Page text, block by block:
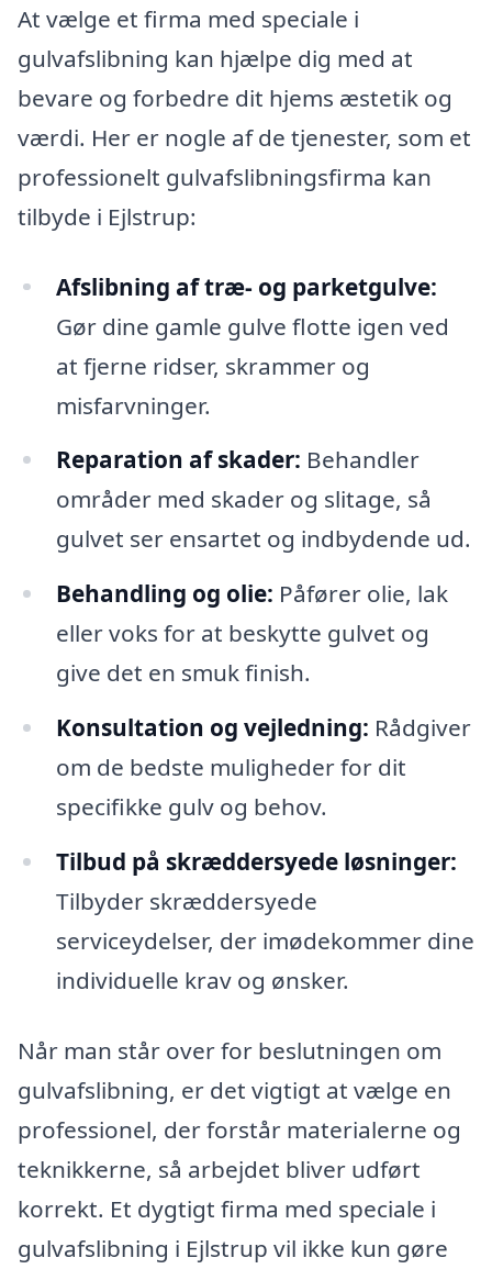
At vælge et firma med speciale i
gulvafslibning kan hjælpe dig med at
bevare og forbedre dit hjems æstetik og
værdi. Her er nogle af de tjenester, som et
professionelt gulvafslibningsfirma kan
tilbyde i Ejlstrup:
Afslibning af træ- og parketgulve:
Gør dine gamle gulve flotte igen ved
at fjerne ridser, skrammer og
misfarvninger.
Reparation af skader: Behandler
områder med skader og slitage, så
gulvet ser ensartet og indbydende ud.
Behandling og olie: Påfører olie, lak
eller voks for at beskytte gulvet og
give det en smuk finish.
Konsultation og vejledning: Rådgiver
om de bedste muligheder for dit
specifikke gulv og behov.
Tilbud på skræddersyede løsninger:
Tilbyder skræddersyede
serviceydelser, der imødekommer dine
individuelle krav og ønsker.
Når man står over for beslutningen om
gulvafslibning, er det vigtigt at vælge en
professionel, der forstår materialerne og
teknikkerne, så arbejdet bliver udført
korrekt. Et dygtigt firma med speciale i
gulvafslibning i Ejlstrup vil ikke kun gøre